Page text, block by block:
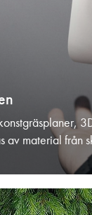
av material från